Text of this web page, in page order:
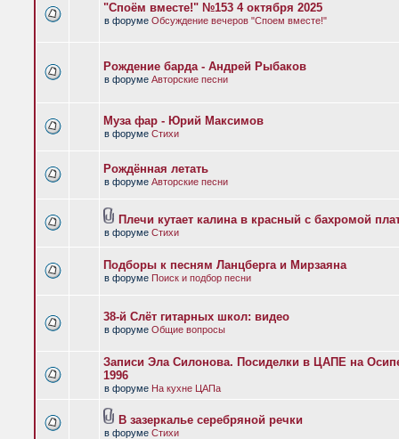
"Споём вместе!" №153 4 октября 2025
в форуме Обсуждение вечеров "Споем вместе!"
Рождение барда - Андрей Рыбаков
в форуме Авторские песни
Муза фар - Юрий Максимов
в форуме Стихи
Рождённая летать
в форуме Авторские песни
Плечи кутает калина в красный с бахромой
в форуме Стихи
Подборы к песням Ланцберга и Мирзаяна
в форуме Поиск и подбор песни
38-й Слёт гитарных школ: видео
в форуме Общие вопросы
Записи Эла Силонова. Посиделки в ЦАПЕ на
1996
в форуме На кухне ЦАПа
В зазеркалье серебряной речки
в форуме Стихи